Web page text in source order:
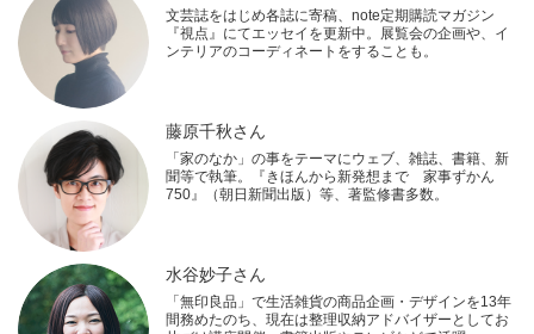
文芸誌をはじめ各誌に寄稿、note定期購読マガジン
『視点』にてエッセイを更新中。展覧会の企画や、イ
ンテリアのコーディネートをすることも。
藤原千秋さん
「家のなか」の事をテーマにウェブ、雑誌、書籍、新
聞等で執筆。『きほんから新発想まで 家事ずかん
750』（朝日新聞出版）等、著監修書多数。
水谷妙子さん
「無印良品」で生活雑貨の商品企画・デザインを13年
間務めたのち、現在は整理収納アドバイザーとしてお